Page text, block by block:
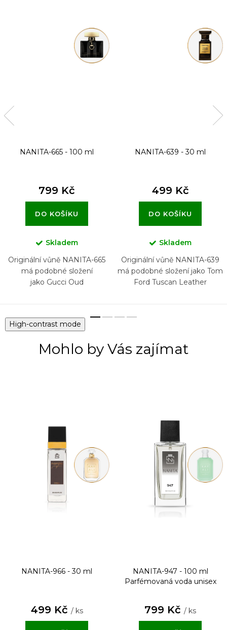
NANITA-665 - 100 ml
799 Kč
DO KOŠÍKU
Skladem
Originální vůně NANITA-665
má podobné složení
jako Gucci Oud
NANITA-639 - 30 ml
499 Kč
DO KOŠÍKU
Skladem
Originální vůně NANITA-639
má podobné složení jako Tom
Ford Tuscan Leather
High-contrast mode
Mohlo by Vás zajímat
NANITA-966 - 30 ml
499 Kč / ks
NANITA-947 - 100 ml
Parfémovaná voda unisex
799 Kč / ks